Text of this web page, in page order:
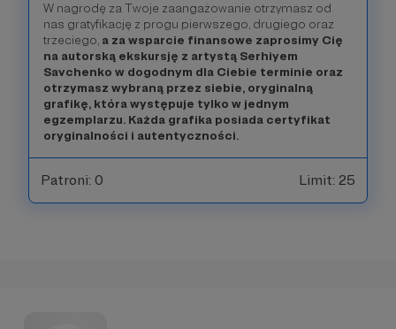
W nagrodę za Twoje zaangażowanie otrzymasz od
nas gratyfikację z progu pierwszego, drugiego oraz
trzeciego, a za wsparcie finansowe zaprosimy Cię
na autorską ekskursję z artystą Serhiyem
Savchenko w dogodnym dla Ciebie terminie oraz
otrzymasz wybraną przez siebie, oryginalną
grafikę, która występuje tylko w jednym
egzemplarzu. Każda grafika posiada certyfikat
oryginalności i autentyczności.
Patroni: 0 Limit: 25